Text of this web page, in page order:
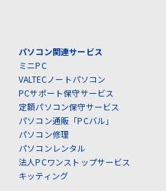
パソコン関連サービス
ミニPC
VALTECノートパソコン
PCサポート保守サービス
定額パソコン保守サービス
パソコン通販「PCバル」
パソコン修理
パソコンレンタル
法人PCワンストップサービス
キッティング